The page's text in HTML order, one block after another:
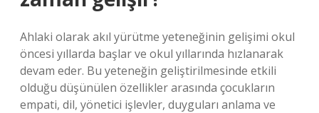
Ahlaki olarak akıl yürütme yeteneğinin gelişimi okul
öncesi yıllarda başlar ve okul yıllarında hızlanarak
devam eder. Bu yeteneğin geliştirilmesinde etkili
olduğu düşünülen özellikler arasında çocukların
empati, dil, yönetici işlevler, duyguları anlama ve